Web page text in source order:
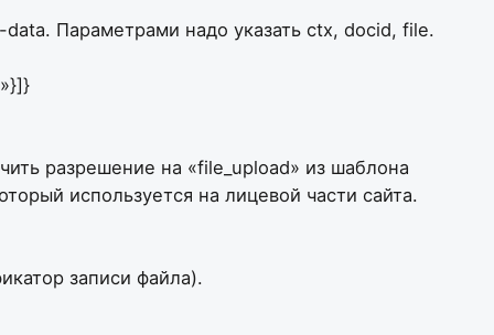
Параметрами надо указать ctx, docid, file.
разрешение на «file_upload» из шаблона
используется на лицевой части сайта.
записи файла).